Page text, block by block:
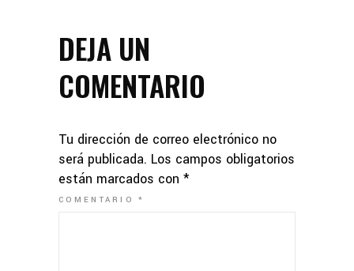
DEJA UN
COMENTARIO
Tu dirección de correo electrónico no
será publicada. Los campos obligatorios
están marcados con *
COMENTARIO*